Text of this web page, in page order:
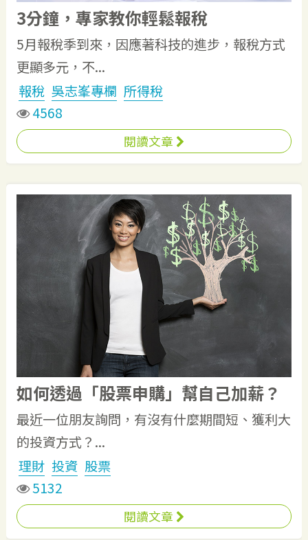
3分鐘，專家教你輕鬆報稅
5月報稅季到來，因應著科技的進步，報稅方式
更顯多元，不...
報稅 吳志峯專欄 所得稅
4568
閱讀文章
如何透過「股票申購」幫自己加薪？
最近一位朋友詢問，有沒有什麼期間短、獲利大
的投資方式？...
理財 投資 股票
5132
閱讀文章